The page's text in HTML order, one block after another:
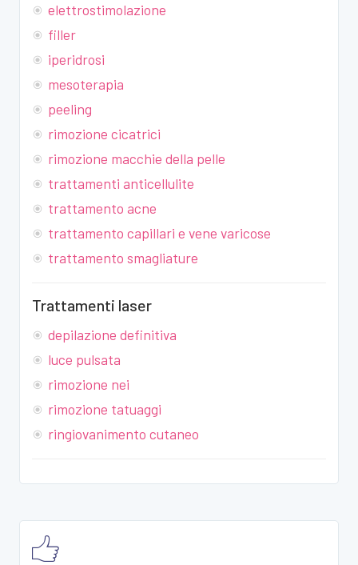
elettrostimolazione
filler
iperidrosi
mesoterapia
peeling
rimozione cicatrici
rimozione macchie della pelle
trattamenti anticellulite
trattamento acne
trattamento capillari e vene varicose
trattamento smagliature
Trattamenti laser
depilazione definitiva
luce pulsata
rimozione nei
rimozione tatuaggi
ringiovanimento cutaneo